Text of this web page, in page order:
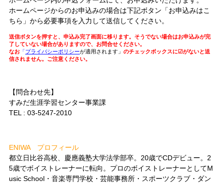
ホームページからのお申込みの場合は下記ボタン「お申込みはこ
ちら」から必要事項を入力して送信してください。
送信ボタンを押すと、申込み完了画面に移ります。そうでない場合はお申込みが完
了していない場合がありますので、お問合せください。
なお「プライバシーポリシーが適用されます」 のチェックボックスに☑がないと送
信されません。ご注意ください。
【問合わせ先】
すみだ生涯学習センター事業課
TEL : 03-5247-2010
ENIWA プロフィール
都立日比谷高校、慶應義塾大学法学部卒。20歳でCDデビュー。2
5歳でボイストレーナーに転向。プロのボイストレーナーとしてM
usic School・音楽専門学校・芸能事務所・スポーツクラブ・ダン